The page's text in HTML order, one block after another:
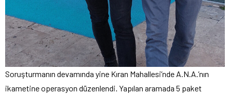
Soruşturmanın devamında yine Kıran Mahallesi’nde A.N.A.’nın
ikametine operasyon düzenlendi. Yapılan aramada 5 paket